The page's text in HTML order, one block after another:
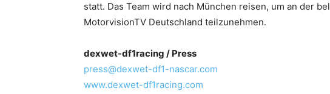
statt. Das Team wird nach München reisen, um an der
MotorvisionTV Deutschland teilzunehmen.
dexwet-df1racing / Press
press@dexwet-df1-nascar.com
www.dexwet-df1racing.com